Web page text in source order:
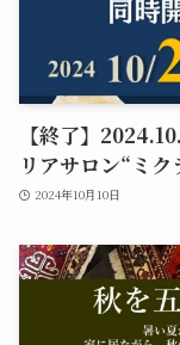
【終了】
リアサロン“ミク
2024年10月10日